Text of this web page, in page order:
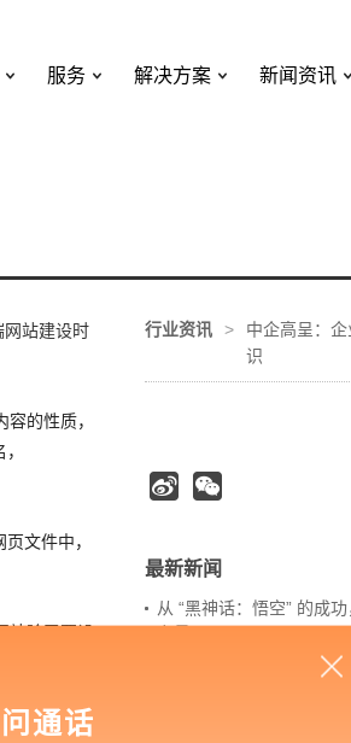
服务 解决方案 新闻资讯
网站建设时
的性质，
文件中，
除了要设
站。
档的一种标
行业资讯 >
中企高呈：
识
最新新闻
从 “黑神话：悟空” 的成
内容管理：媒体资讯网
网站进化的终极形态，你
如何借助设计服务打造超
通话